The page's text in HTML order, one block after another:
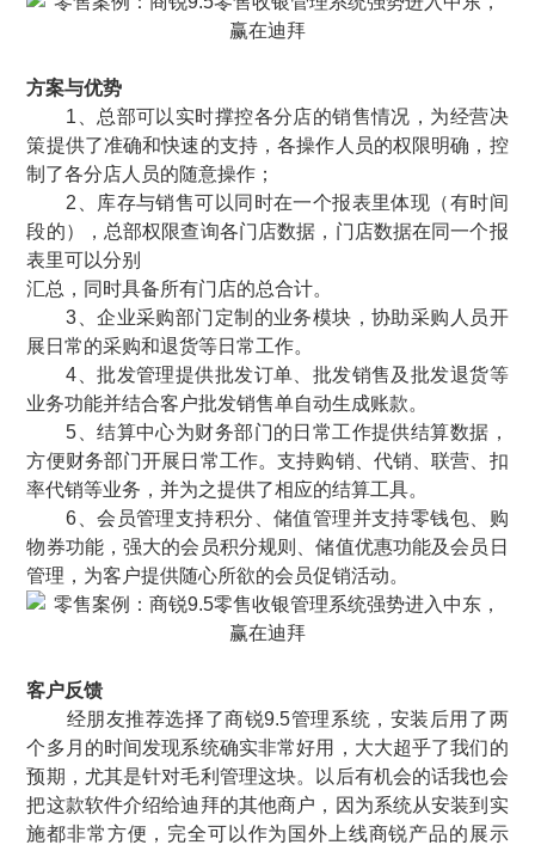
方案与优势
1、总部可以实时撑控各分店的销售情况，为经营决
策提供了准确和快速的支持，各操作人员的权限明确，控
制了各分店人员的随意操作；
2、库存与销售可以同时在一个报表里体现（有时间
段的），总部权限查询各门店数据，门店数据在同一个报
表里可以分别
汇总，同时具备所有门店的总合计。
3、企业采购部门定制的业务模块，协助采购人员开
展日常的采购和退货等日常工作。
4、批发管理提供批发订单、批发销售及批发退货等
业务功能并结合客户批发销售单自动生成账款。
5、结算中心为财务部门的日常工作提供结算数据，
方便财务部门开展日常工作。支持购销、代销、联营、扣
率代销等业务，并为之提供了相应的结算工具。
6、会员管理支持积分、储值管理并支持零钱包、购
物券功能，强大的会员积分规则、储值优惠功能及会员日
管理，为客户提供随心所欲的会员促销活动。
客户反馈
经朋友推荐选择了商锐9.5管理系统，安装后用了两
个多月的时间发现系统确实非常好用，大大超乎了我们的
预期，尤其是针对毛利管理这块。以后有机会的话我也会
把这款软件介绍给迪拜的其他商户，因为系统从安装到实
施都非常方便，完全可以作为国外上线商锐产品的展示